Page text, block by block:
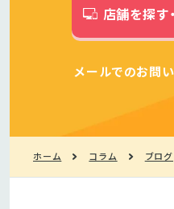
店舗を探す
メールでのお問
ホーム コラム ブログ